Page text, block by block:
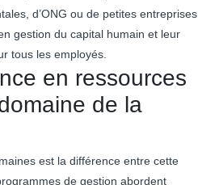
d’ONG ou de petites entreprises
gestion du capital humain et leur
tous les employés.
en ressources
de la
est la différence entre cette
de gestion abordent